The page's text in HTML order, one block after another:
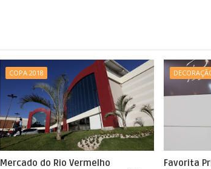
COPA 2018
Mercado do Rio Vermelho
Favorita